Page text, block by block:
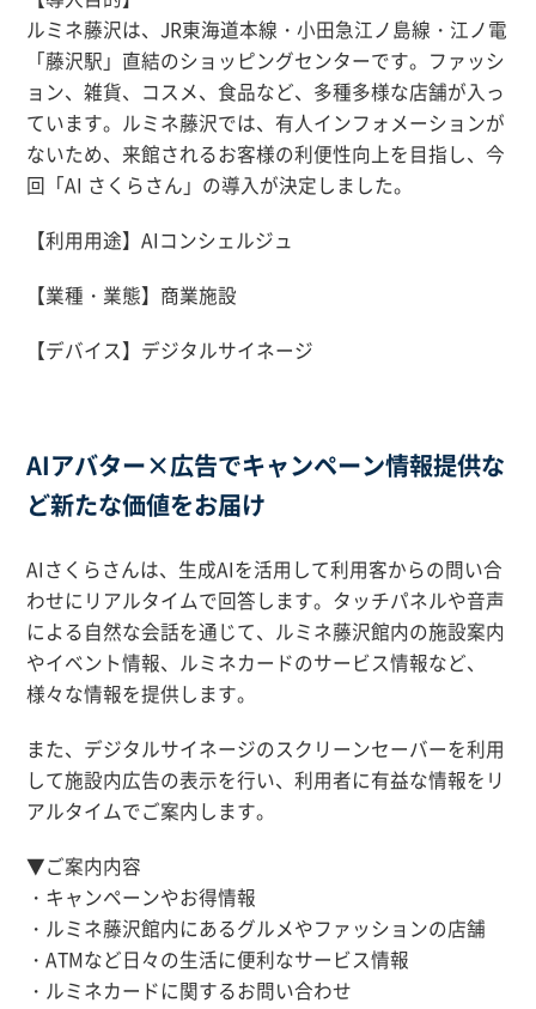
ルミネ藤沢は、JR東海道本線・小田急江ノ島線・江ノ電
「藤沢駅」直結のショッピングセンターです。ファッシ
ョン、雑貨、コスメ、食品など、多種多様な店舗が入っ
ています。ルミネ藤沢では、有人インフォメーションが
ないため、来館されるお客様の利便性向上を目指し、今
回「AI さくらさん」の導入が決定しました。
【利用用途】AIコンシェルジュ
【業種・業態】商業施設
【デバイス】デジタルサイネージ
AIアバター×広告でキャンペーン情報提供な
ど新たな価値をお届け
AIさくらさんは、生成AIを活用して利用客からの問い合
わせにリアルタイムで回答します。タッチパネルや音声
による自然な会話を通じて、ルミネ藤沢館内の施設案内
やイベント情報、ルミネカードのサービス情報など、
様々な情報を提供します。
また、デジタルサイネージのスクリーンセーバーを利用
して施設内広告の表示を行い、利用者に有益な情報をリ
アルタイムでご案内します。
▼ご案内内容
・キャンペーンやお得情報
・ルミネ藤沢館内にあるグルメやファッションの店舗
・ATMなど日々の生活に便利なサービス情報
・ルミネカードに関するお問い合わせ